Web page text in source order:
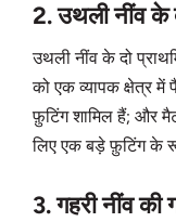
2. उथली नींव के
उथली नींव के दो
को एक व्यापक क्षेत्र
फ़ुटिंग शामिल हैं; और
लिए एक बड़े फ़ुटिंग के
3. गहरी नींव की